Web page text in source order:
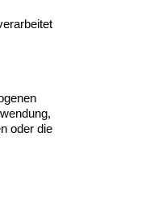
oder die